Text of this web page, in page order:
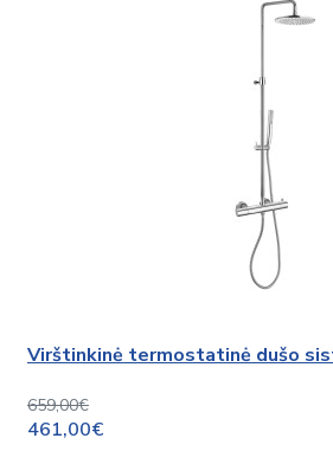
Virštinkinė termostatinė dušo
659,00€
461,00€